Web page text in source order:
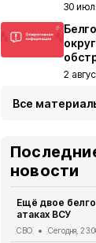
30
2
Все
новости
Ещё двое
атаках ВСУ
СВО Сегодня,